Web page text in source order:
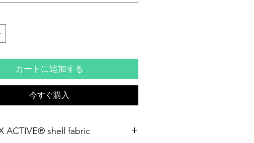
カートに追加する
今すぐ購入
ACTIVE® shell fabric